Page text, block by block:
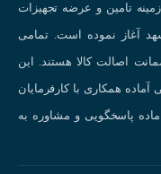
خود را در زمینه تامین و عرضه تجهیزات
سال 1394 در شهر مشهد آغاز نموده است. تمامی
اصالت کالا هستند. این
همکاری با کارفرمایان
پاسخگویی و مشاوره به